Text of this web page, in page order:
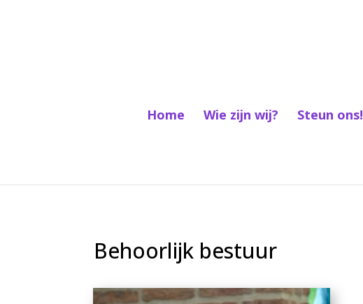
Home Wie zijn wij? Steun ons!
Behoorlijk bestuur